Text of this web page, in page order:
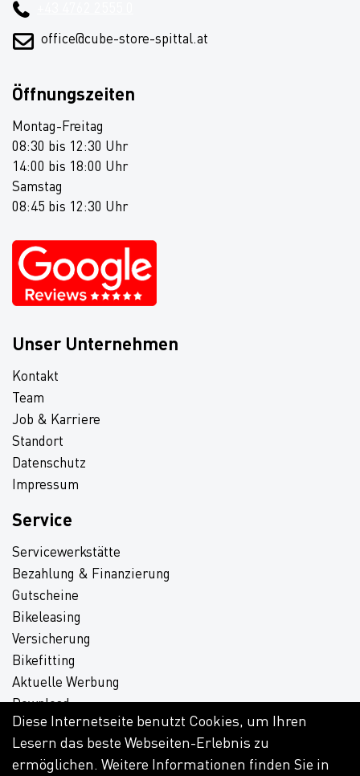
office@cube-store-spittal.at
Öffnungszeiten
Montag-Freitag
08:30 bis 12:30 Uhr
14:00 bis 18:00 Uhr
Samstag
08:45 bis 12:30 Uhr
Unser Unternehmen
Kontakt
Team
Job & Karriere
Standort
Datenschutz
Impressum
Service
Servicewerkstätte
Bezahlung & Finanzierung
Gutscheine
Bikeleasing
Versicherung
Bikefitting
Aktuelle Werbung
Download
Diese Internetseite benutzt Cookies, um Ihren
Lesern das beste Webseiten-Erlebnis zu
ermöglichen. Weitere Informationen finden Sie in